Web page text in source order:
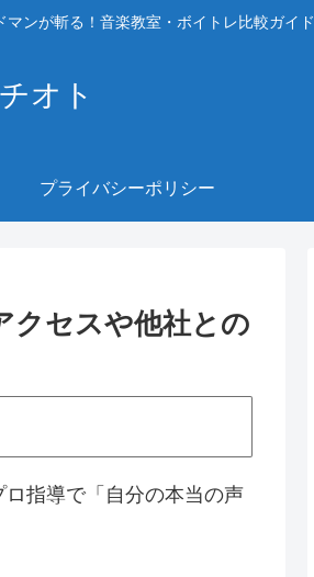
ンが斬る！音楽教室・ボイトレ比較ガイド
オト
プライバシーポリシー
クセスや他社との
指導で「自分の本当の声